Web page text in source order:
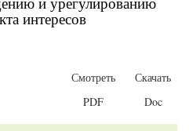
и урегулированию
интересов
Смотреть
PDF
Скачать
Doc